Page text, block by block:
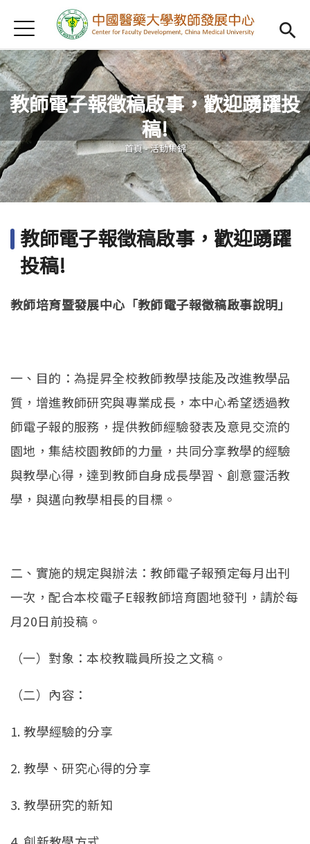
首頁
Open
認識我們
Open
教學研習
Open
新進教師
Open
傑出教授
Open
教師專業社群
Open
借用項目
Jump to Navigation
Jump to Main content
教師電子報徵稿啟事，歡迎踴躍投
稿!
您在這裡
首頁-活動集錦
教師電子報徵稿啟事，歡迎踴躍
投稿!
教師培育暨發展中心「教師電子報徵稿啟事說明」
一、目的：為提昇全校教師教學技能及改進教學品
質，增進教師研究與專業成長，本中心希望透過教
師電子報的服務，提供教師經驗發表及意見交流的
園地，集結校園教師的力量，共同分享教學的經驗
與教學心得，達到教師自身成長學習、創意靈活教
學，與邁向教學相長的目標。
二、實施的規定與辦法：教師電子報預定每月出刊
一次，配合本校電子E報教師培育園地發刊，請於每
月20日前投稿。
（一）對象：本校教職員所投之文稿。
（二）內容：
1. 教學經驗的分享
2. 教學、研究心得的分享
3. 教學研究的新知